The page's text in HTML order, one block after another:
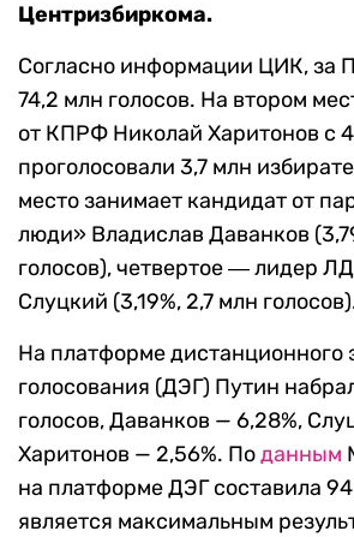
Центризбиркома.
Согласно информации ЦИК, за
74,2 млн голосов. На втором
от КПРФ Николай Харитонов с
проголосовали 3,7 млн
место занимает кандидат от
люди» Владислав Даванков
голосов), четвертое ― лидер
Слуцкий (3,19%, 2,7 млн
На платформе дистанционного
голосования (ДЭГ) Путин
голосов, Даванков — 6,28%,
Харитонов — 2,56%. Поданным
на платформе ДЭГ составила
является максимальным